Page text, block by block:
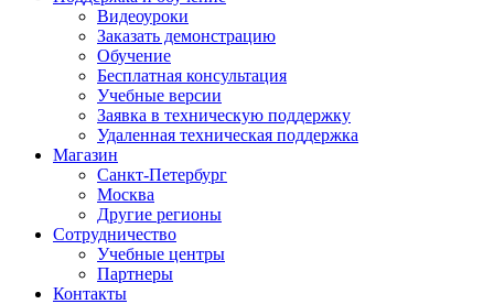
Видеоуроки
Заказать демонстрацию
Обучение
Бесплатная консультация
Учебные версии
Заявка в техническую поддержку
Удаленная техническая поддержка
Магазин
Санкт-Петербург
Москва
Другие регионы
Сотрудничество
Учебные центры
Партнеры
Контакты